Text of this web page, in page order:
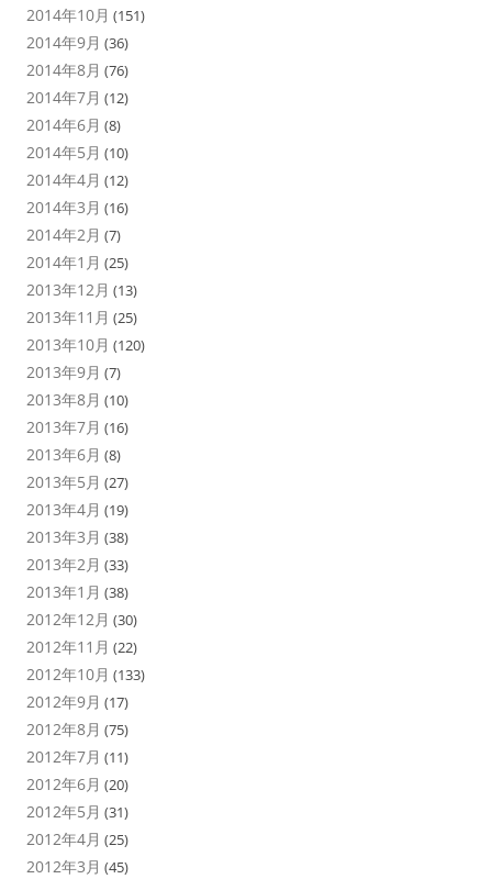
2014年10月 (151)
2014年9月 (36)
2014年8月 (76)
2014年7月 (12)
2014年6月 (8)
2014年5月 (10)
2014年4月 (12)
2014年3月 (16)
2014年2月 (7)
2014年1月 (25)
2013年12月 (13)
2013年11月 (25)
2013年10月 (120)
2013年9月 (7)
2013年8月 (10)
2013年7月 (16)
2013年6月 (8)
2013年5月 (27)
2013年4月 (19)
2013年3月 (38)
2013年2月 (33)
2013年1月 (38)
2012年12月 (30)
2012年11月 (22)
2012年10月 (133)
2012年9月 (17)
2012年8月 (75)
2012年7月 (11)
2012年6月 (20)
2012年5月 (31)
2012年4月 (25)
2012年3月 (45)